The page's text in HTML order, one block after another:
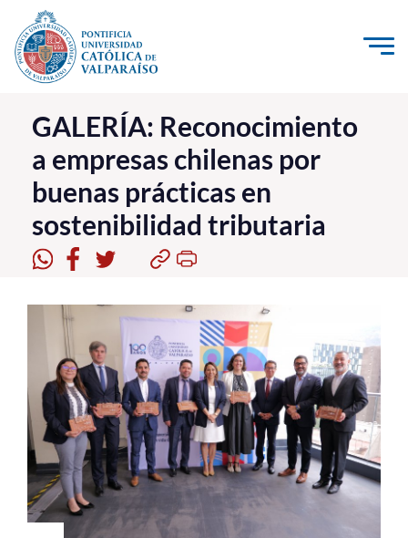
Click acá para ir directamente al contenido
La Universidad
Investigación, Creación e Innovación
PUCV Internacional
Vinculación con el Medio
Pregrado
Postgrado
Formación Continua
Estudiantes
Académicos
Funcionarios
GALERÍA: Reconocimiento
a empresas chilenas por
buenas prácticas en
sostenibilidad tributaria